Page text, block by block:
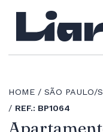
HOME SÃO PAULO/
REF.: BP1064